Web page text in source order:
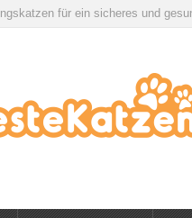
und gesundes Leben wirklich